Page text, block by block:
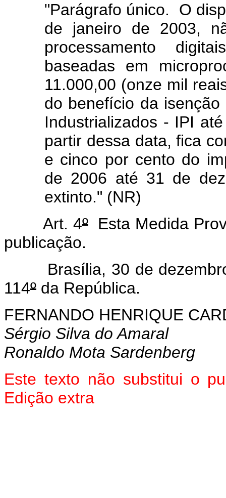
"Parágrafo único. O
de janeiro de 2003,
processamento
baseadas em
11.000,00 (onze mil
do benefício da
Industrializados - IPI
partir dessa data, fica
e cinco por cento do
de 2006 até 31 de
extinto." (NR)
Art. 4ºEsta Medida
publicação.
Brasília, 30 de dezembro
114º da República.
FERNANDO HENRIQUE
Sérgio Silva do Amaral
Ronaldo Mota Sardenberg
Este texto não substitui o
Edição extra